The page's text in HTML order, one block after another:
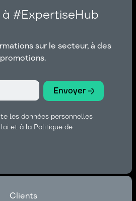
à #ExpertiseHub
sur le secteur, à des
les données personnelles
et à la Politique de
Clients